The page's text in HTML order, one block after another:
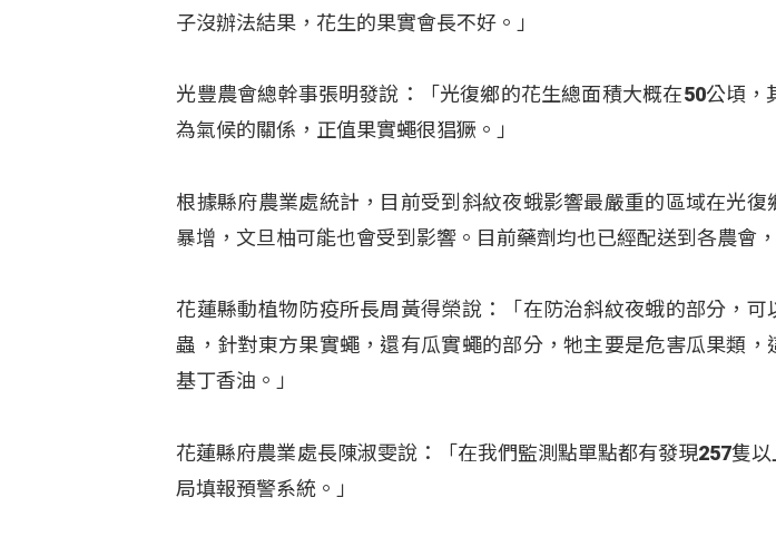
子沒辦法結果，花生的果實會長不好。」
光豐農會總幹事張明發說：「光復鄉的花生總面積大概在50公頃，
為氣候的關係，正值果實蠅很猖獗。」
根據縣府農業處統計，目前受到斜紋夜蛾影響最嚴重的區域在光
暴增，文旦柚可能也會受到影響。目前藥劑均也已經配送到各農會
花蓮縣動植物防疫所長周黃得榮說：「在防治斜紋夜蛾的部分，
蟲，針對東方果實蠅，還有瓜實蠅的部分，牠主要是危害瓜果類
基丁香油。」
花蓮縣府農業處長陳淑雯說：「在我們監測點單點都有發現257隻
局填報預警系統。」